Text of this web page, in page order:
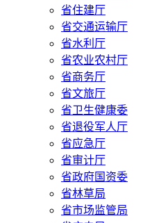
省住建厅
省交通运输厅
省水利厅
省农业农村厅
省商务厅
省文旅厅
省卫生健康委
省退役军人厅
省应急厅
省审计厅
省政府国资委
省林草局
省市场监管局